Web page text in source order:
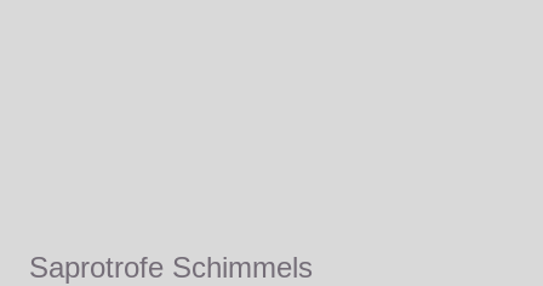
Saprotrofe Schimmels